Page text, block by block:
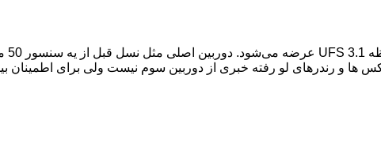
و رندرهای لو رفته خبری از دوربین سوم نیست ولی برای اطمینان